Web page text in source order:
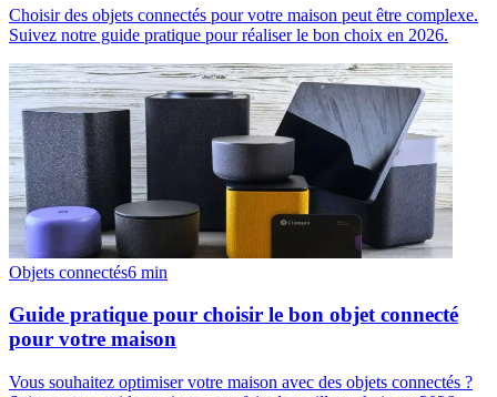
Choisir des objets connectés pour votre maison peut être complexe.
Suivez notre guide pratique pour réaliser le bon choix en 2026.
Objets connectés6 min
Guide pratique pour choisir le bon objet connecté
pour votre maison
Vous souhaitez optimiser votre maison avec des objets connectés ?